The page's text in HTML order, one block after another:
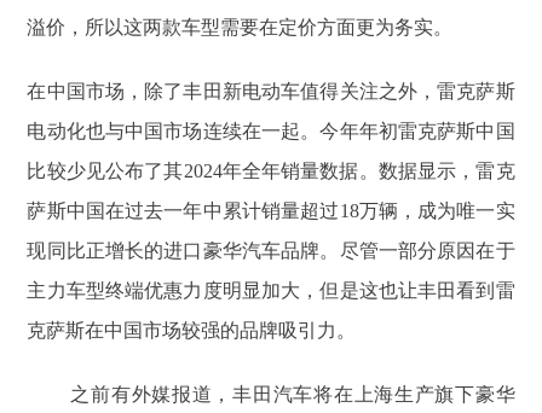
溢价，所以这两款车型需要在定价方面更为务实。
在中国市场，除了丰田新电动车值得关注之外，雷克萨斯
电动化也与中国市场连续在一起。今年年初雷克萨斯中国
比较少见公布了其2024年全年销量数据。数据显示，雷克
萨斯中国在过去一年中累计销量超过18万辆，成为唯一实
现同比正增长的进口豪华汽车品牌。尽管一部分原因在于
主力车型终端优惠力度明显加大，但是这也让丰田看到雷
克萨斯在中国市场较强的品牌吸引力。
之前有外媒报道，丰田汽车将在上海生产旗下豪华